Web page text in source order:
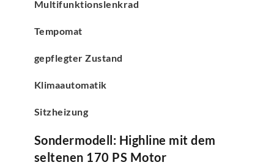
Multifunktionslenkrad
Tempomat
gepflegter Zustand
Klimaautomatik
Sitzheizung
Sondermodell: Highline mit dem
seltenen 170 PS Motor